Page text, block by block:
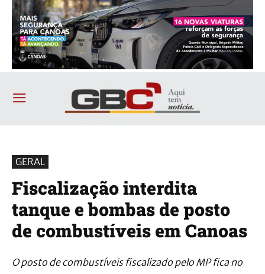
GERAL
Fiscalização interdita
tanque e bombas de posto
de combustíveis em Canoas
O posto de combustíveis fiscalizado pelo MP fica no